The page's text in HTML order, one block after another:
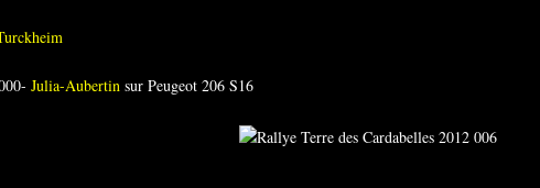
Julia-Aubertin sur Peugeot 206 S16